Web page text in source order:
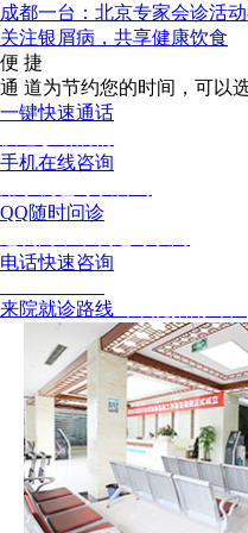
成都一台：北京专家会诊活
关注银屑病，共享健康饮食
便 捷
通 道为节约您的时间，可以
一键快速通话
手机在线咨询
QQ随时问诊
电话快速咨询
来院就诊路线